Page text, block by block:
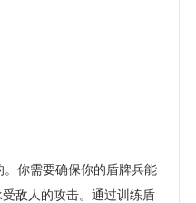
你需要确保你的盾牌兵能
敌人的攻击。通过训练盾